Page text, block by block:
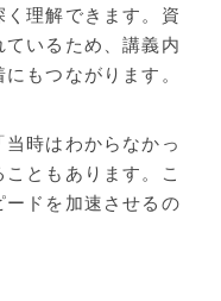
理解できます。資
いるため、講義内
もつながります。
時はわからなかっ
ともあります。こ
ドを加速させるの